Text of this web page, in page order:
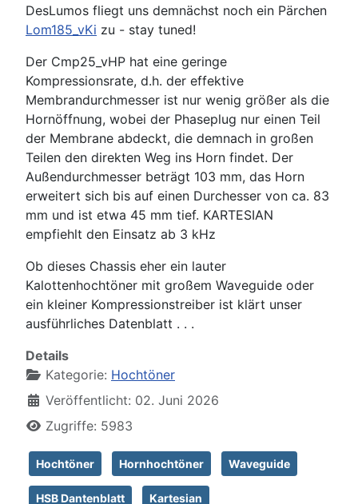
DesLumos fliegt uns demnächst noch ein Pärchen
Lom185_vKi zu - stay tuned!
Der Cmp25_vHP hat eine geringe
Kompressionsrate, d.h. der effektive
Membrandurchmesser ist nur wenig größer als die
Hornöffnung, wobei der Phaseplug nur einen Teil
der Membrane abdeckt, die demnach in großen
Teilen den direkten Weg ins Horn findet. Der
Außendurchmesser beträgt 103 mm, das Horn
erweitert sich bis auf einen Durchesser von ca. 83
mm und ist etwa 45 mm tief. KARTESIAN
empfiehlt den Einsatz ab 3 kHz
Ob dieses Chassis eher ein lauter
Kalottenhochtöner mit großem Waveguide oder
ein kleiner Kompressionstreiber ist klärt unser
ausführliches Datenblatt . . .
Details
Kategorie: Hochtöner
Veröffentlicht: 02. Juni 2026
Zugriffe: 5983
Hochtöner Hornhochtöner Waveguide
HSB Dantenblatt Kartesian